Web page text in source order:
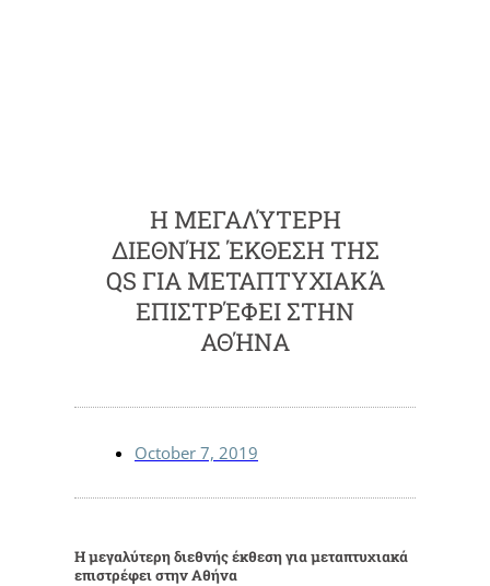
Η ΜΕΓΑΛΎΤΕΡΗ
ΔΙΕΘΝΉΣ ΈΚΘΕΣΗ ΤΗΣ
QS ΓΙΑ ΜΕΤΑΠΤΥΧΙΑΚΆ
ΕΠΙΣΤΡΈΦΕΙ ΣΤΗΝ
ΑΘΉΝΑ
October 7, 2019
Η μεγαλύτερη διεθνής έκθεση για μεταπτυχιακά
επιστρέφει στην Αθήνα